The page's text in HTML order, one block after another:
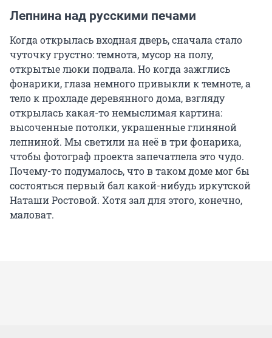
Лепнина над русскими печами
Когда открылась входная дверь, сначала стало
чуточку грустно: темнота, мусор на полу,
открытые люки подвала. Но когда зажглись
фонарики, глаза немного привыкли к темноте, а
тело к прохладе деревянного дома, взгляду
открылась какая-то немыслимая картина:
высоченные потолки, украшенные глиняной
лепниной. Мы светили на неё в три фонарика,
чтобы фотограф проекта запечатлела это чудо.
Почему-то подумалось, что в таком доме мог бы
состояться первый бал какой-нибудь иркутской
Наташи Ростовой. Хотя зал для этого, конечно,
маловат.